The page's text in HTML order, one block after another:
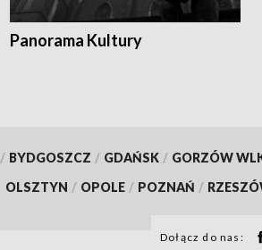
Panorama Kultury
/ BYDGOSZCZ / GDAŃSK / GORZÓW
OLSZTYN / OPOLE / POZNAŃ /
Dołącz do nas: